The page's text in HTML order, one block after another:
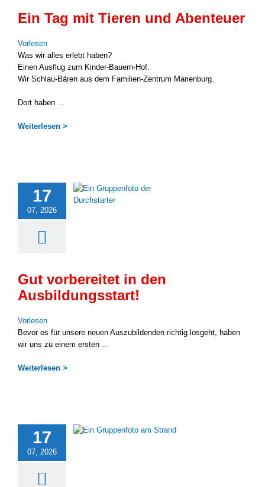
Ein Tag mit Tieren und Abenteuer
Vor­le­sen
Was wir alles erlebt haben?
Einen Aus­flug zum Kinder-Bauern-Hof.
Wir Schlau-Bären aus dem Familien-Zentrum Mari­en­burg.
Dort haben
Wei­ter­le­sen >
17
07, 2026
Gut vorbereitet in den
Ausbildungsstart!
Vor­le­sen
Bevor es für unse­re neu­en Aus­zu­bil­den­den rich­tig los­geht, haben
wir uns zu einem ers­ten
Wei­ter­le­sen >
17
07, 2026